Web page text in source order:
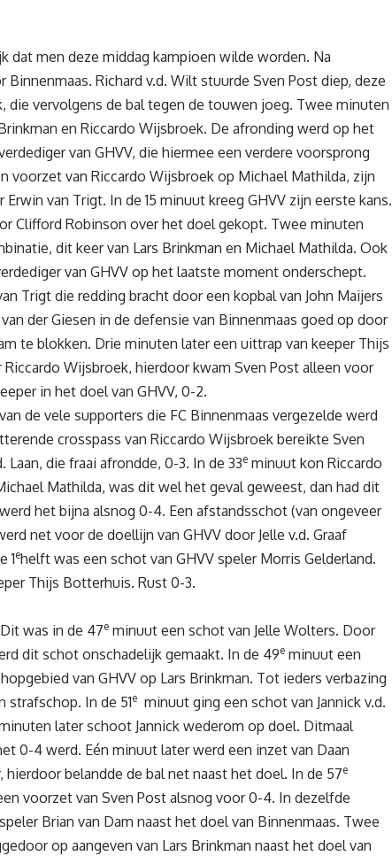
dat men deze middag kampioen wilde worden. Na
Richard v.d. Wilt stuurde Sven Post diep, deze
die vervolgens de bal tegen de touwen joeg. Twee minuten
en Riccardo Wijsbroek. De afronding werd op het
van GHVV, die hiermee een verdere voorsprong
voorzet van Riccardo Wijsbroek op Michael Mathilda, zijn
van Trigt. In de 15 minuut kreeg GHVV zijn eerste kans.
Clifford Robinson over het doel gekopt. Twee minuten
dit keer van Lars Brinkman en Michael Mathilda. Ook
van GHVV op het laatste moment onderschept.
Trigt die redding bracht door een kopbal van John Maijers
der Giesen in de defensie van Binnenmaas goed op door
te blokken. Drie minuten later een uittrap van keeper Thijs
Wijsbroek, hierdoor kwam Sven Post alleen voor
in het doel van GHVV, 0-2.
de vele supporters die FC Binnenmaas vergezelde werd
crosspass van Riccardo Wijsbroek bereikte Sven
Laan, die fraai afrondde, 0-3. In de 33e minuut kon Riccardo
Mathilda, was dit wel het geval geweest, dan had dit
het bijna alsnog 0-4. Een afstandsschot (van ongeveer
net voor de doellijn van GHVV door Jelle v.d. Graaf
1ehelft was een schot van GHVV speler Morris Gelderland.
Thijs Botterhuis. Rust 0-3.
was in de 47e minuut een schot van Jelle Wolters. Door
dit schot onschadelijk gemaakt. In de 49e minuut een
van GHVV op Lars Brinkman. Tot ieders verbazing
strafschop. In de 51e minuut ging een schot van Jannick v.d.
later schoot Jannick wederom op doel. Ditmaal
0-4 werd. Eén minuut later werd een inzet van Daan
belandde de bal net naast het doel. In de 57e
voorzet van Sven Post alsnog voor 0-4. In dezelfde
Brian van Dam naast het doel van Binnenmaas. Twee
op aangeven van Lars Brinkman naast het doel van